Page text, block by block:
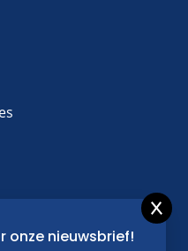
onze nieuwsbrief!